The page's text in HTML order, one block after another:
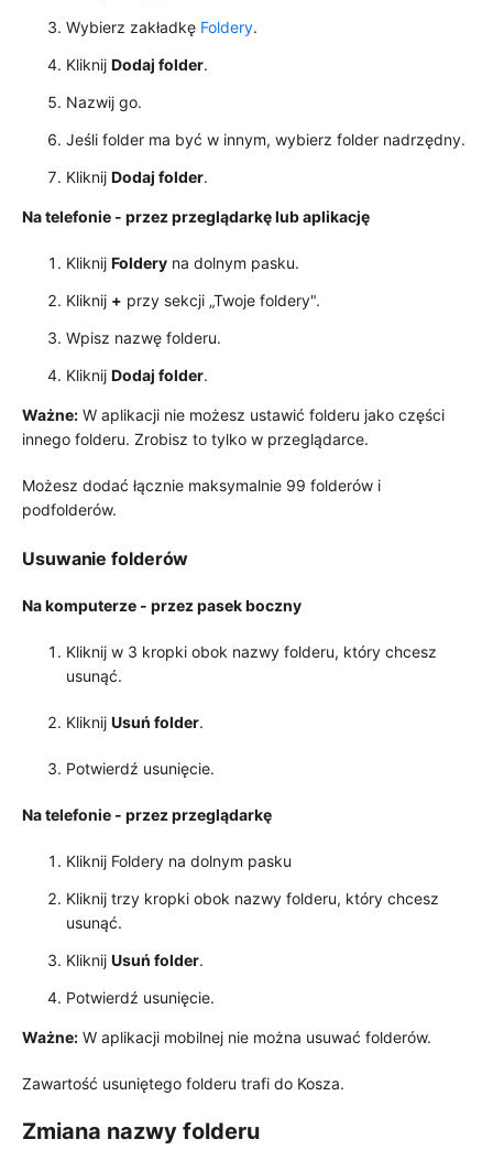
Wybierz zakładkę Foldery.
Kliknij Dodaj folder.
Nazwij go.
Jeśli folder ma być w innym, wybierz folder nadrzędny.
Kliknij Dodaj folder.
Na telefonie - przez przeglądarkę lub aplikację
Kliknij Foldery na dolnym pasku.
Kliknij + przy sekcji „Twoje foldery".
Wpisz nazwę folderu.
Kliknij Dodaj folder.
Ważne: W aplikacji nie możesz ustawić folderu jako części
innego folderu. Zrobisz to tylko w przeglądarce.
Możesz dodać łącznie maksymalnie 99 folderów i
podfolderów.
Usuwanie folderów
Na komputerze - przez pasek boczny
Kliknij w 3 kropki obok nazwy folderu, który chcesz
usunąć.
Kliknij Usuń folder.
Potwierdź usunięcie.
Na telefonie - przez przeglądarkę
Kliknij Foldery na dolnym pasku
Kliknij trzy kropki obok nazwy folderu, który chcesz
usunąć.
Kliknij Usuń folder.
Potwierdź usunięcie.
Ważne: W aplikacji mobilnej nie można usuwać folderów.
Zawartość usuniętego folderu trafi do Kosza.
Zmiana nazwy folderu